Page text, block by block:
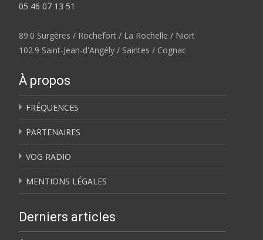
05 46 07 13 51
89.0 Surgères / Rochefort / La Rochelle / Niort
102.9 Saint-Jean-d'Angély / Saintes / Cognac
À propos
FRÉQUENCES
PARTENAIRES
VOG RADIO
MENTIONS LÉGALES
Derniers articles